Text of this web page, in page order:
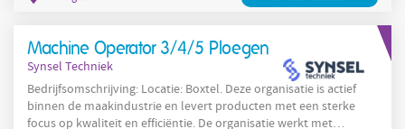
Machine Operator 3/4/5 Ploegen
Synsel Techniek
Bedrijfsomschrijving: Locatie: Boxtel. Deze organisatie is actief
binnen de maakindustrie en levert producten met een sterke
focus op kwaliteit en efficiëntie. De organisatie werkt met